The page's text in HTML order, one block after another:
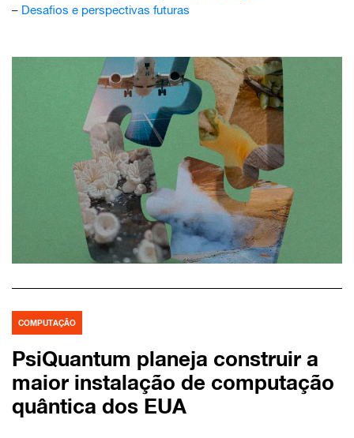
– Desafios e perspectivas futuras
COMPUTAÇÃO
PsiQuantum planeja construir a
maior instalação de computação
quântica dos EUA